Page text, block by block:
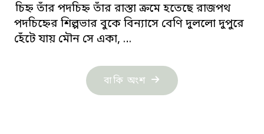
চিহ্ন তাঁর পদচিহ্ন তাঁর রাস্তা ক্রমে হতেছে রাজপথ
পদচিহ্নের শিল্পভার বুকে বিন্যাসে বেণি দুললো দুপুরে
হেঁটে যায় মৌন সে একা, …
বাকি অংশ "কামরুল
হাসানের